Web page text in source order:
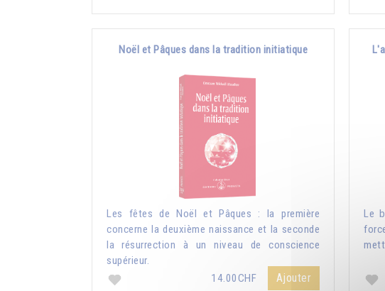
Noël et Pâques dans la tradition initiatique
Les fêtes de Noël et Pâques : la première
concerne la deuxième naissance et la seconde
la résurrection à un niveau de conscience
supérieur.
14.00CHF
Ajouter
Le